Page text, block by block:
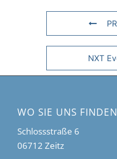
NXT
WO SIE UNS FINDEN
Schlossstraße 6
06712 Zeitz